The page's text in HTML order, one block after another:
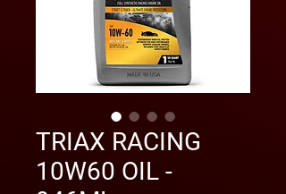
TRIAX RACING
10W60 OIL -